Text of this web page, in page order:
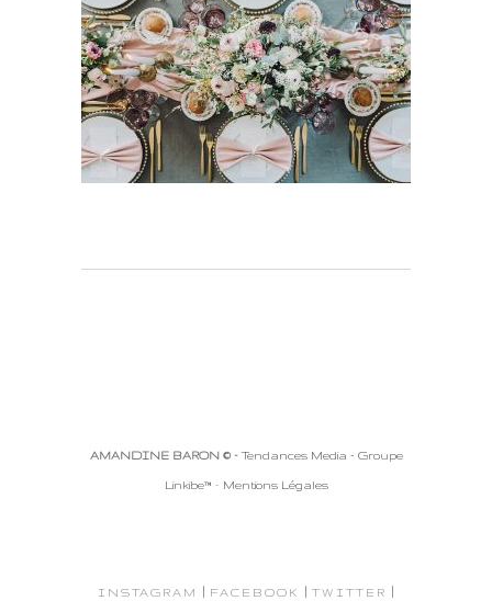
AMANDINE BARON © -Tendances Media - Groupe
Linkibe™ - Mentions Légales
INSTAGRAM | FACEBOOK | TWITTER |